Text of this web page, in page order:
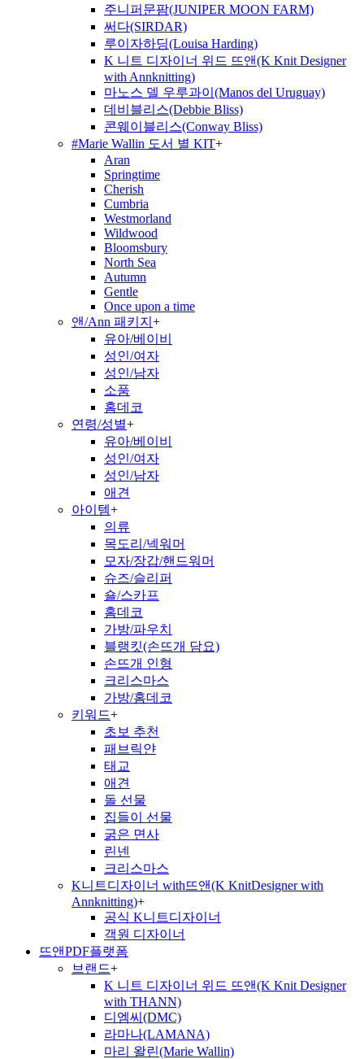
주니퍼문팜(JUNIPER MOON FARM)
써다(SIRDAR)
루이자하딩(Louisa Harding)
K 니트 디자이너 위드 뜨앤(K Knit Designer
with Annknitting)
마노스 델 우루과이(Manos del Uruguay)
데비블리스(Debbie Bliss)
콘웨이블리스(Conway Bliss)
#Marie Wallin 도서 별 KIT+
Aran
Springtime
Cherish
Cumbria
Westmorland
Wildwood
Bloomsbury
North Sea
Autumn
Gentle
Once upon a time
앤/Ann 패키지 +
유아/베이비
성인/여자
성인/남자
소품
홈데코
연령/성별+
유아/베이비
성인/여자
성인/남자
애견
아이템+
의류
목도리/넥워머
모자/장갑/핸드워머
슈즈/슬리퍼
숄/스카프
홈데코
가방/파우치
블랭킷(손뜨개 담요)
손뜨개 인형
크리스마스
가방/홈데코
키워드+
초보 추천
패브릭얀
태교
애견
돌 선물
집들이 선물
굵은 면사
린넨
크리스마스
K니트디자이너 with뜨앤(K KnitDesigner with
Annknitting)+
공식 K니트디자이너
객원 디자이너
뜨앤PDF플랫폼
브랜드+
K 니트 디자이너 위드 뜨앤(K Knit Designer
with THANN)
디엠씨(DMC)
라마나(LAMANA)
마리 왈린(Marie Wallin)